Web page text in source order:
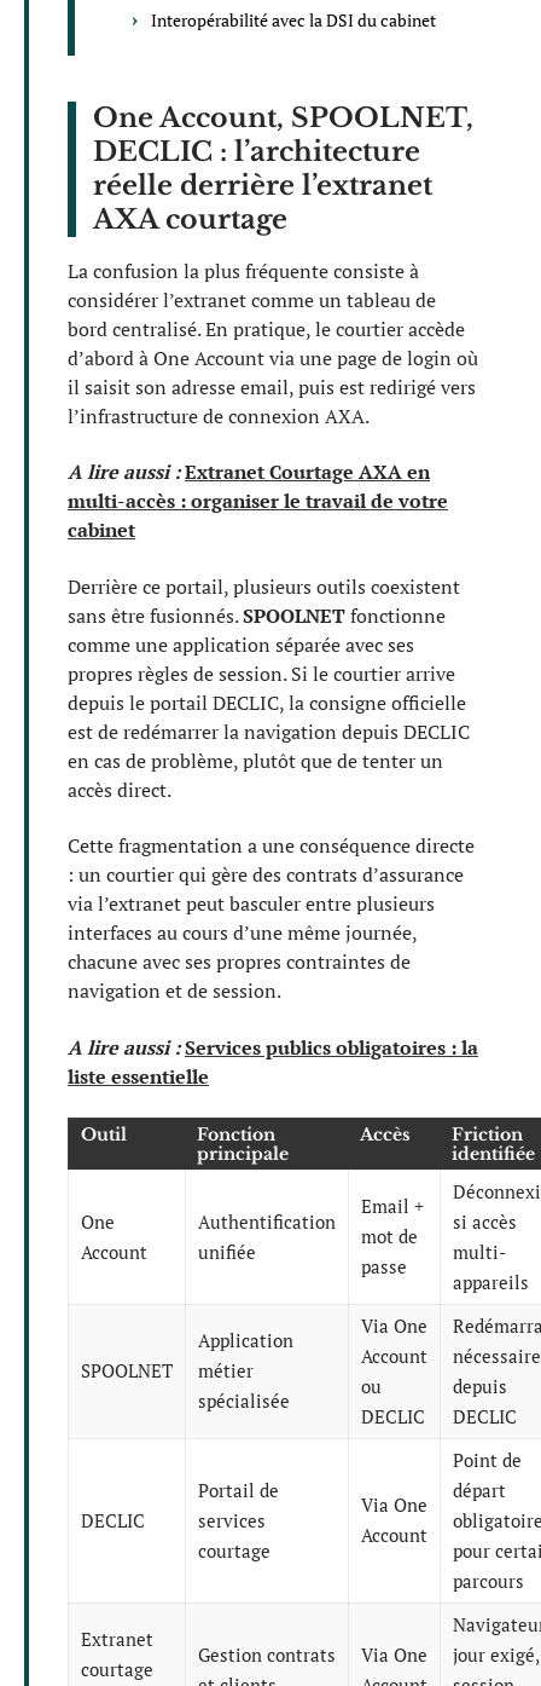
Interopérabilité avec la DSI du cabinet
One Account, SPOOLNET,
DECLIC : l’architecture
réelle derrière l’extranet
AXA courtage
La confusion la plus fréquente consiste à
considérer l’extranet comme un tableau de
bord centralisé. En pratique, le courtier accède
d’abord à One Account via une page de login où
il saisit son adresse email, puis est redirigé vers
l’infrastructure de connexion AXA.
A lire aussi :Extranet Courtage AXA en
multi-accès : organiser le travail de votre
cabinet
Derrière ce portail, plusieurs outils coexistent
sans être fusionnés.SPOOLNETfonctionne
comme une application séparée avec ses
propres règles de session. Si le courtier arrive
depuis le portail DECLIC, la consigne officielle
est de redémarrer la navigation depuis DECLIC
en cas de problème, plutôt que de tenter un
accès direct.
Cette fragmentation a une conséquence directe
: un courtier qui gère des contrats d’assurance
via l’extranet peut basculer entre plusieurs
interfaces au cours d’une même journée,
chacune avec ses propres contraintes de
navigation et de session.
A lire aussi :Services publics obligatoires : la
liste essentielle
Outil
Fonction
principale
Accès
Friction
identifiée
One
Account
Authentification
unifiée
Email +
mot de
passe
si accès
multi-
appareils
SPOOLNET
Application
métier
spécialisée
Via One
Account
ou
DECLIC
nécessaire
depuis
DECLIC
DECLIC
Portail de
services
courtage
Via One
Account
Point de
départ
pour
parcours
Extranet
courtage
Gestion contrats
Via One
jour exigé,